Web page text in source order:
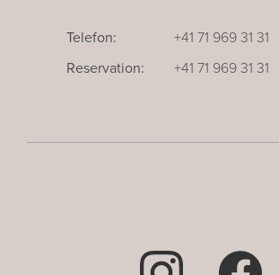
Telefon:
+41 71 969 31 31
Reservation:
+41 71 969 31 31